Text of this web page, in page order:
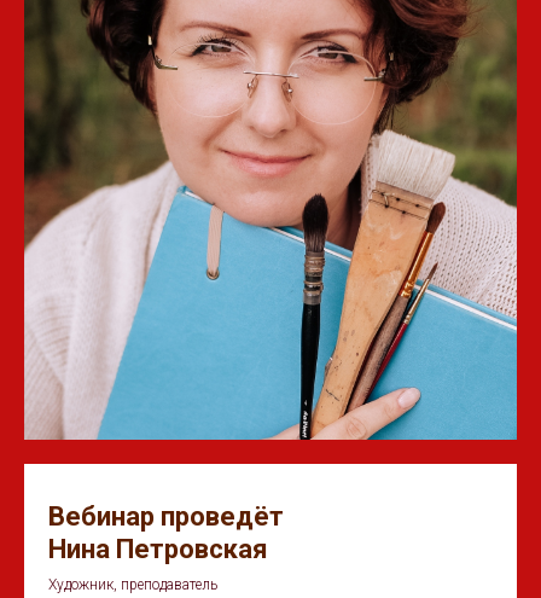
Вебинар проведёт
Нина Петровская
Художник, преподаватель